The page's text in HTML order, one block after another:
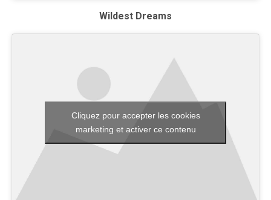
Wildest Dreams
Cliquez pour accepter les cookies
marketing et activer ce contenu